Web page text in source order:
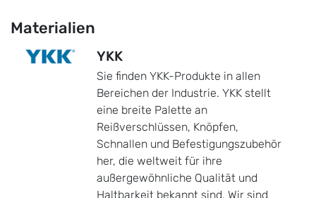
Materialien
YKK
Sie finden YKK-Produkte in allen
Bereichen der Industrie. YKK stellt
eine breite Palette an
Reißverschlüssen, Knöpfen,
Schnallen und Befestigungszubehör
her, die weltweit für ihre
außergewöhnliche Qualität und
Haltbarkeit bekannt sind. Wir sind